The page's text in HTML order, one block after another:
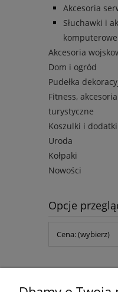
Akcesoria
Słuchawki i
komputerowe
Akcesoria
Dom i ogród
Pudełka
Fitness,
turystyczne
Koszulki i dodatki
Uroda
Kołpaki
Nowości
Opcje
Cena: (wybierz)